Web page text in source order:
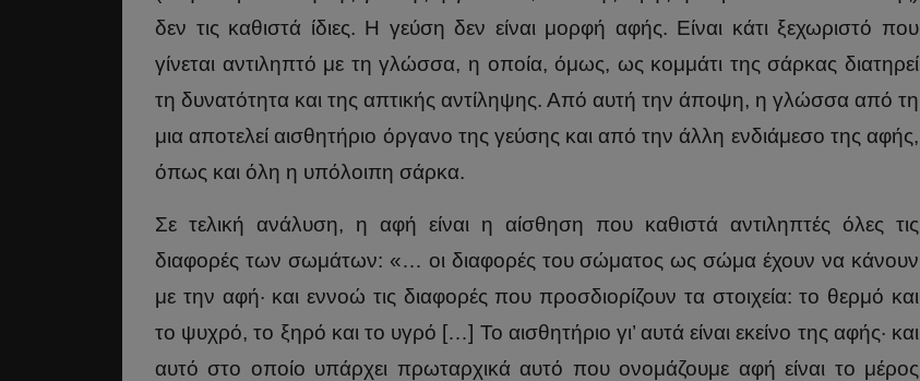
δεν τις καθιστά ίδιες. Η γεύση δεν είναι μορφή αφής. Είναι κάτι ξεχωριστό που
γίνεται αντιληπτό με τη γλώσσα, η οποία, όμως, ως κομμάτι της σάρκας διατηρεί
τη δυνατότητα και της απτικής αντίληψης. Από αυτή την άποψη, η γλώσσα από τη
μια αποτελεί αισθητήριο όργανο της γεύσης και από την άλλη ενδιάμεσο της αφής,
όπως και όλη η υπόλοιπη σάρκα.
Σε τελική ανάλυση, η αφή είναι η αίσθηση που καθιστά αντιληπτές όλες τις
διαφορές των σωμάτων: «… οι διαφορές του σώματος ως σώμα έχουν να κάνουν
με την αφή· και εννοώ τις διαφορές που προσδιορίζουν τα στοιχεία: το θερμό και
το ψυχρό, το ξηρό και το υγρό […] Το αισθητήριο γι’ αυτά είναι εκείνο της αφής· και
αυτό στο οποίο υπάρχει πρωταρχικά αυτό που ονομάζουμε αφή είναι το μέρος